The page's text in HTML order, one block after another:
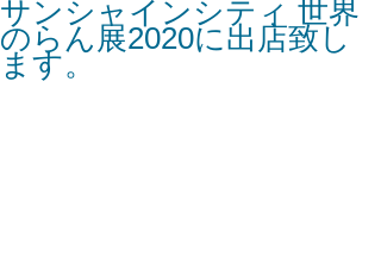
サンシャインシティ 世界
のらん展2020に出店致し
ます。